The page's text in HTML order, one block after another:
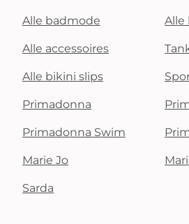
Alle badmode Alle
Alle accessoires
Alle bikini slips
Primadonna
Primadonna Swim
Marie Jo
Sarda